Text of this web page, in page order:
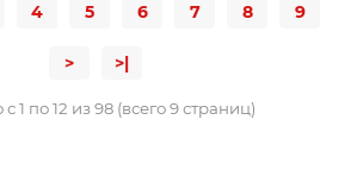
4 5 6 7 8 9
> >|
1 по 12 из 98 (всего 9 страниц)